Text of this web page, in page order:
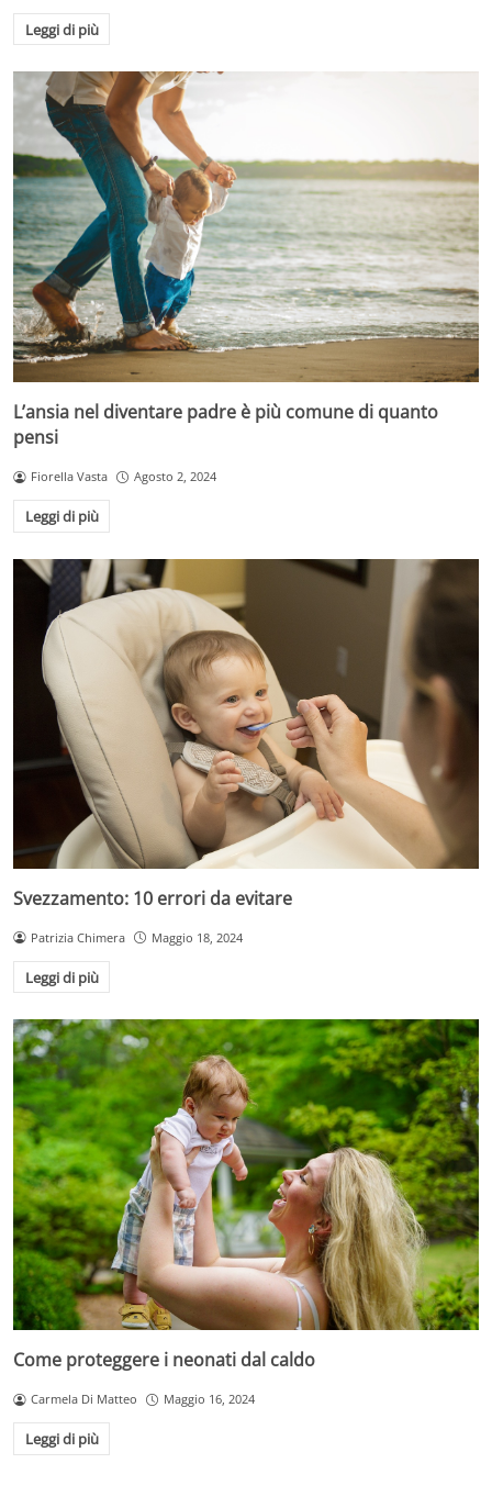
Leggi di più
L’ansia nel diventare padre è più comune di quanto
pensi
Fiorella Vasta Agosto 2, 2024
Leggi di più
Svezzamento: 10 errori da evitare
Patrizia Chimera Maggio 18, 2024
Leggi di più
Come proteggere i neonati dal caldo
Carmela Di Matteo Maggio 16, 2024
Leggi di più